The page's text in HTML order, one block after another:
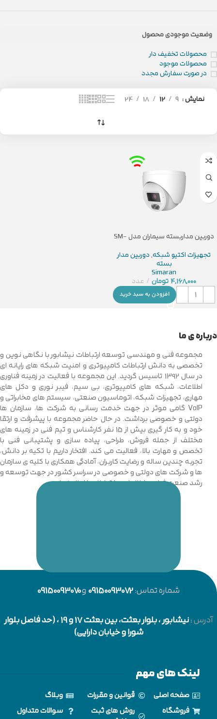
وضعیت موجودی محصول
محصولات تخفیف دار
محصولات موجود
در صورت سفارش مجدد
نمایش 9
12
18
24
دوربین مداربسته سیماران مدل SM-
تجهیزات اکتیو شبکه,دوربین مدار
بسته
Simaran
4,168,000 تومان عدد
افزودن به سبد خرید
درباره ی ما
مجموعه فنی و مهندسی توسعه ارتباطات نیشابور با نگاهی نوین و
تخصصی به دانش ارتباطات کامپیوتری و امنیت شبکه های رایانه ای
در سال 1392 تاسیس گردید. این مجموعه با فعالیت در زمینه فناوری
اطلاعات، شبکه های کامپیوتری، بی سیم، فیبر نوری و دکل های
مهاری، تجهیزات شبکه، اتوماسیون صنعتی، سیستم های مخابراتی و
VoIP گامی موثر در جهت خدمت رسانی به شرکت ها، سازمان ها
دولتی و خصوصی برداشت. در حال حاضر مجموعه با پیشرفت و ارتقا
خود و به کار گیری بیش از 15 نفر کارشناس و تیم فنی در زمینه های
مختلف از جمله فروش، طراحی، پیاده سازی و پشتیبانی فنی با
تخصص و مهارت بالا، فعالیت می کند. افتخار داریم با تکیه بر دانش،
تجربه چندین ساله و رضایت کاربران، آمادگی همکاری با کلیه ی سازمان
ها و شرکت های دولتی و خصوصی در سراسر کشور در جهت توسعه و
رشد صنعت فناوری اطلاعات و ارتباطات را اعلام نماییم.
شماره تماس:09150093072و09150093070
آدرس:نیشابور
، بلوار بعثت، بین بعثت 17 و 19 ، (حد فاصل بلوار
شورا و خیابان دارایی)
لینک های مهم
صفحه اصلی
فروشگاه
قوانین و مقررات
روش های ثبت
وبلاگ
سوالات متداول